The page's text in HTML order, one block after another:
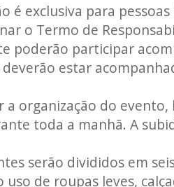
é exclusiva para
o Termo de
poderão participar
deverão estar
a organização do
toda a manhã. A
serão divididos em
uso de roupas leves,